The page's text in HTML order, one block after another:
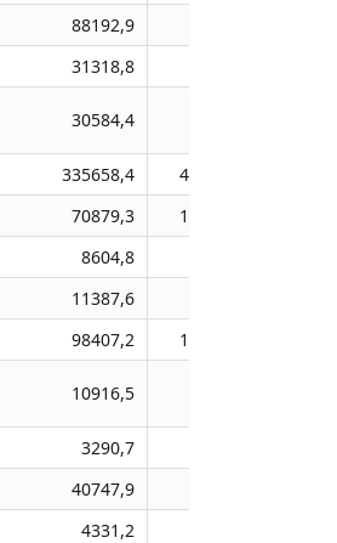
88192,9
31318,8
30584,4
335658,4 488538,7
70879,3 126376,8
8604,8
11387,6
98407,2 182109,7
10916,5
3290,7
40747,9
4331,2